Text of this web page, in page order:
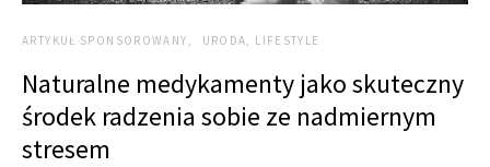
ARTYKUŁ SPONSOROWANY URODA, LIFESTYLE
Naturalne medykamenty jako skuteczny
środek radzenia sobie ze nadmiernym
stresem